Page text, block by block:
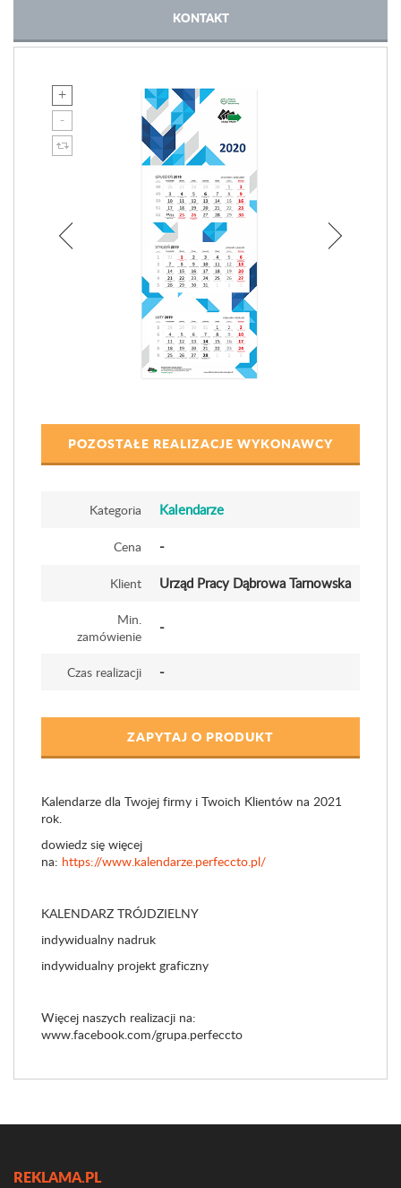
KONTAKT
POZOSTAŁE REALIZACJE WYKONAWCY
Kategoria Kalendarze
Cena -
Klient Urząd Pracy Dąbrowa Tarnowska
Min.
zamówienie
-
Czas realizacji -
ZAPYTAJ O PRODUKT
Kalendarze dla Twojej firmy i Twoich Klientów na 2021
rok.
dowiedz się więcej
na: https://www.kalendarze.perfeccto.pl/
KALENDARZ TRÓJDZIELNY
indywidualny nadruk
indywidualny projekt graficzny
Więcej naszych realizacji na:
www.facebook.com/grupa.perfeccto
REKLAMA.PL